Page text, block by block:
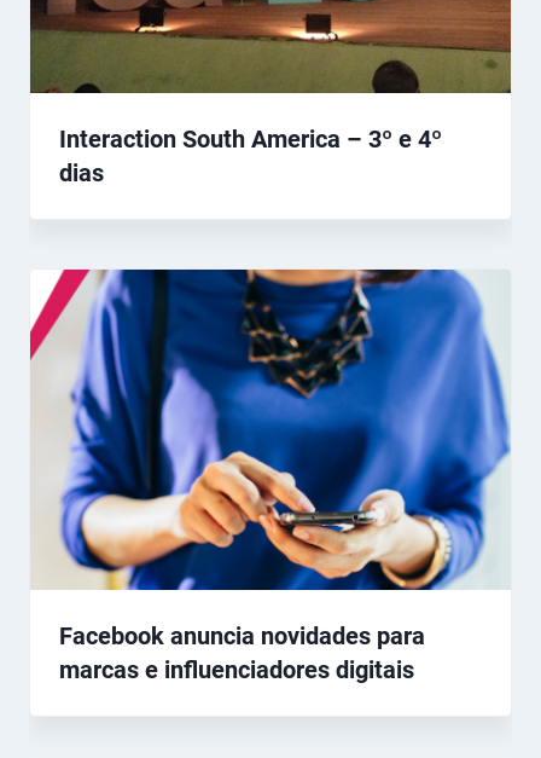
Interaction South America – 3º e 4º
dias
Facebook anuncia novidades para
marcas e influenciadores digitais